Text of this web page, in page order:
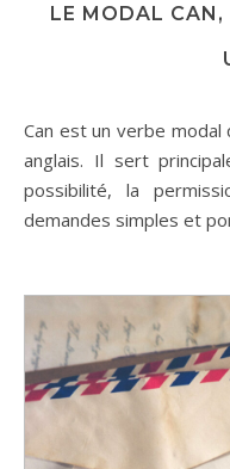
LE MODAL CAN,
Can est un verbe modal qui s’utilise comme un auxiliaire en
anglais. Il sert
possibilité, la
demandes simples et